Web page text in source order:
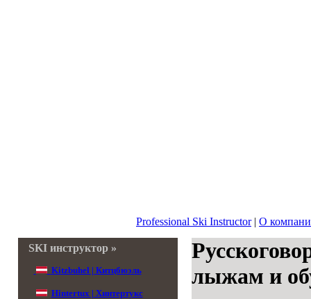
Professional Ski Instructor | О
SKI инструктор »
Kitzbuhel | Китцбюэль
Hintertux | Хинтертукс
лыжам и